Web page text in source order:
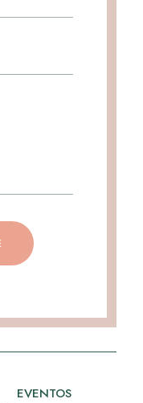
EVENTOS